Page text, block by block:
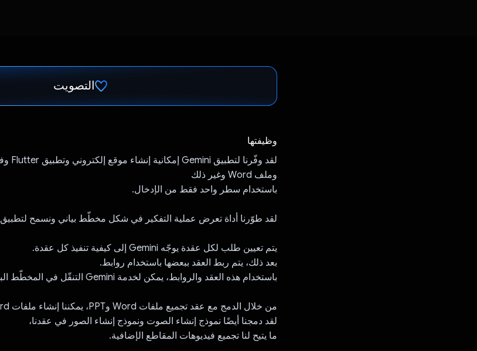
التصويت
وظيفتها
وملف Word وغير ذلك
باستخدام سطر واحد فقط من الإدخال.
لقد طوّرنا أداة تعرض عملية التفكير في شكل مخطّط بياني ونسمح لتطبيق Gemini باستخدامها.
يتم تعيين طلب لكل عقدة يوجّه Gemini إلى كيفية تنفيذ كل عقدة.
بعد ذلك، يتم ربط العقد ببعضها باستخدام روابط.
باستخدام هذه العقد والروابط، يمكن لخدمة Gemini التنقّل في المخطّط البياني لتقديم النتيجة.
من خلال الدمج مع عقد تجميع ملفات Word وPPT، يمكننا إنشاء ملفات Word وPPT.
لقد دمجنا أيضًا نموذج إنشاء الصوت ونموذج إنشاء الصور في عقدنا،
ما يتيح لنا تجميع فيديوهات المقاطع الإضافية.